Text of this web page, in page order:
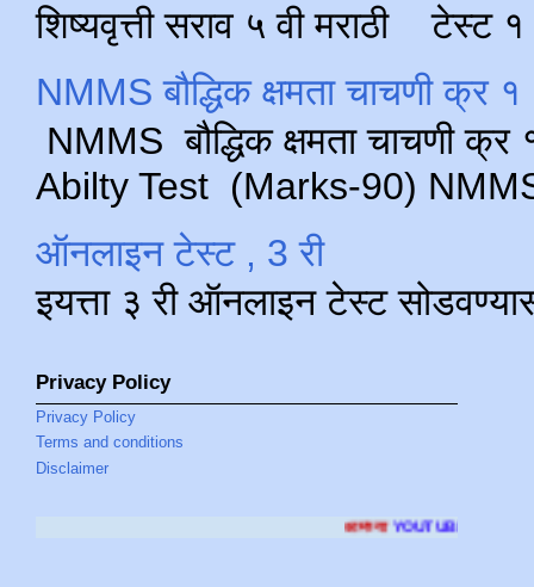
शिष्यवृत्ती सराव ५ वी मराठी टेस्ट
NMMS बौद्धिक क्षमता चाचणी क्र
NMMS बौद्धिक क्षमता चाचणी
Abilty Test (Marks-90) NMMS
ऑनलाइन टेस्ट , 3 री
इयत्ता ३ री ऑनलाइन टेस्ट
Privacy Policy
Privacy Policy
Terms and conditions
Disclaimer
YOUTUBE CHANNELला भेट देण्यासाठी क्लिक